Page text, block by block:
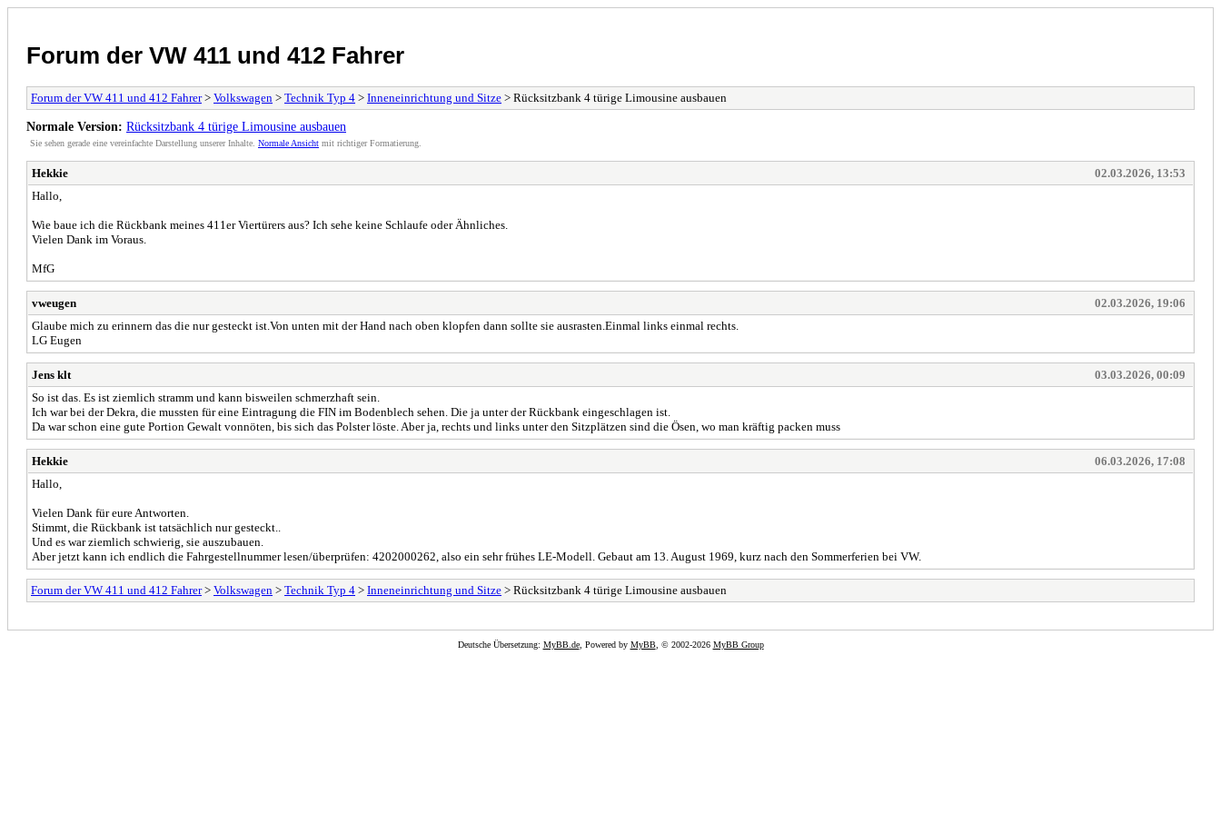
Forum der VW 411 und 412 Fahrer
Forum der VW 411 und 412 Fahrer> Volkswagen > Technik Typ 4 > Inneneinrichtung und Sitze > Rücksitzbank 4 türige Limousine ausbauen
Normale Version: Rücksitzbank 4 türige Limousine ausbauen
Sie sehen gerade eine vereinfachte Darstellung unserer Inhalte. Normale Ansicht mit richtiger Formatierung.
Hekkie
02.03.2026, 13:53
Hallo,
Wie baue ich die Rückbank meines 411er Viertürers aus? Ich sehe keine Schlaufe oder Ähnliches.
Vielen Dank im Voraus.
MfG
vweugen
02.03.2026, 19:06
Glaube mich zu erinnern das die nur gesteckt ist.Von unten mit der Hand nach oben klopfen dann sollte sie ausrasten.Einmal links einmal rechts.
LG Eugen
Jens klt
03.03.2026, 00:09
So ist das. Es ist ziemlich stramm und kann bisweilen schmerzhaft sein.
Ich war bei der Dekra, die mussten für eine Eintragung die FIN im Bodenblech sehen. Die ja unter der Rückbank eingeschlagen ist.
Da war schon eine gute Portion Gewalt vonnöten, bis sich das Polster löste. Aber ja, rechts und links unter den Sitzplätzen sind die Ösen, wo man kräftig packen muss
Hekkie
06.03.2026, 17:08
Hallo,
Vielen Dank für eure Antworten.
Stimmt, die Rückbank ist tatsächlich nur gesteckt..
Und es war ziemlich schwierig, sie auszubauen.
Aber jetzt kann ich endlich die Fahrgestellnummer lesen/überprüfen: 4202000262, also ein sehr frühes LE-Modell. Gebaut am 13. August 1969, kurz nach den Sommerferien bei VW.
Forum der VW 411 und 412 Fahrer> Volkswagen > Technik Typ 4 > Inneneinrichtung und Sitze > Rücksitzbank 4 türige Limousine ausbauen
Deutsche Übersetzung: MyBB.de, Powered by MyBB, © 2002-2026 MyBB Group